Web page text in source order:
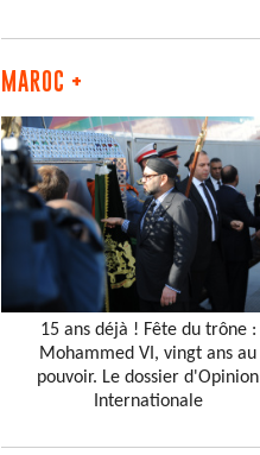
MAROC +
15 ans déjà ! Fête du trône :
Mohammed VI, vingt ans au
pouvoir. Le dossier d'Opinion
Internationale